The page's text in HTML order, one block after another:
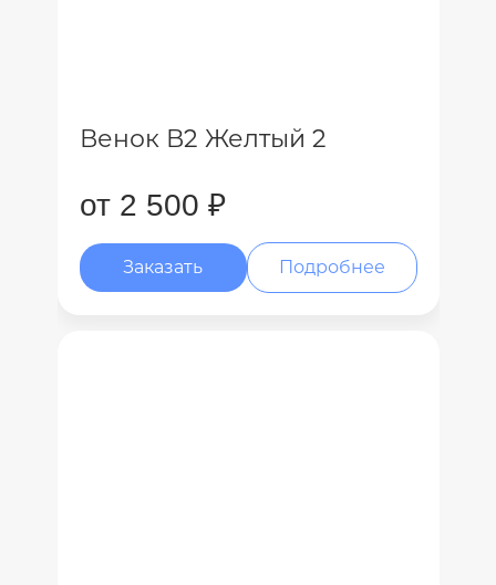
Венок В2 Желтый 2
от 2 500 ₽
Заказать Подробнее